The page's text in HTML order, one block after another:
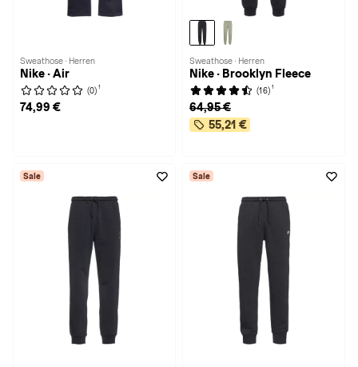
Sweathose · Herren
Nike · Air
(0) 1
74,99 €
Sweathose · Herren
Nike · Brooklyn Fleece
(16) 1
64,95 €
55,21 €
Sale Sale